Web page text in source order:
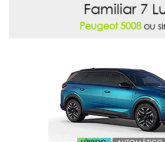
Familiar 7
Peugeot 5008ou